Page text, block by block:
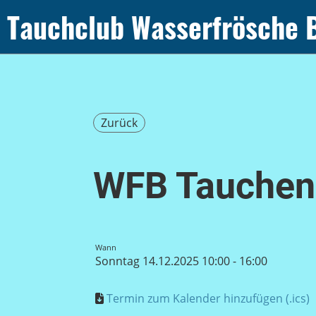
Tauchclub Wasserfrösche
Zurück
WFB Tauchen
Wann
Sonntag 14.12.2025 10:00 - 16:00
Termin zum Kalender hinzufügen (.ics)